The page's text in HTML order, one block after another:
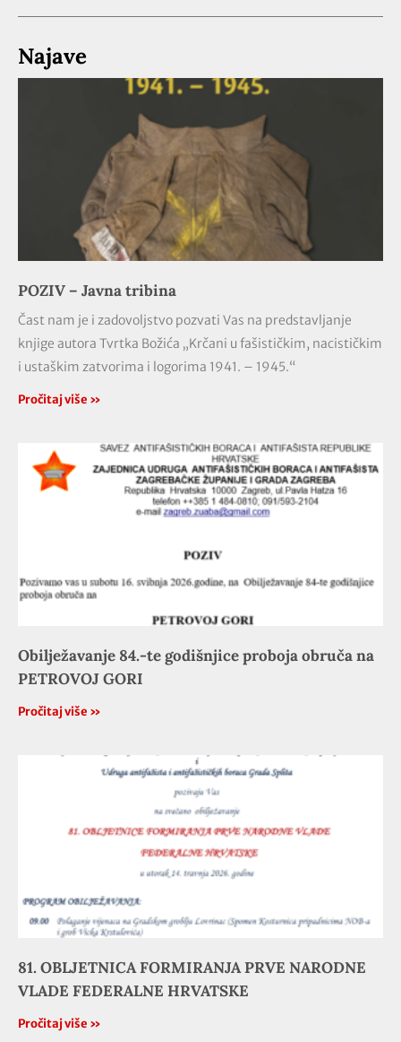
Najave
POZIV – Javna tribina
Čast nam je i zadovoljstvo pozvati Vas na predstavljanje
knjige autora Tvrtka Božića „Krčani u fašističkim, nacističkim
i ustaškim zatvorima i logorima 1941. – 1945.“
Pročitaj više »
Obilježavanje 84.-te godišnjice proboja obruča na
PETROVOJ GORI
Pročitaj više »
81. OBLJETNICA FORMIRANJA PRVE NARODNE
VLADE FEDERALNE HRVATSKE
Pročitaj više »